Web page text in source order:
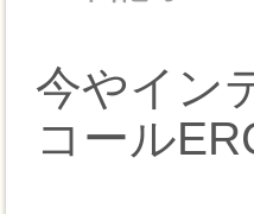
今やイン
コール